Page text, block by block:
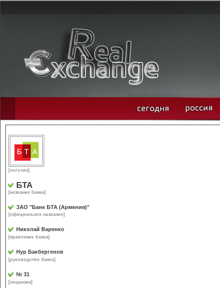
[логотип]
БТА
[название банка]
ЗАО "Банк БТА (Армения)"
[официальное название]
Николай Варенко
[правление банка]
Нур Бакбергенов
[руководство банка]
№ 31
[лицензия]